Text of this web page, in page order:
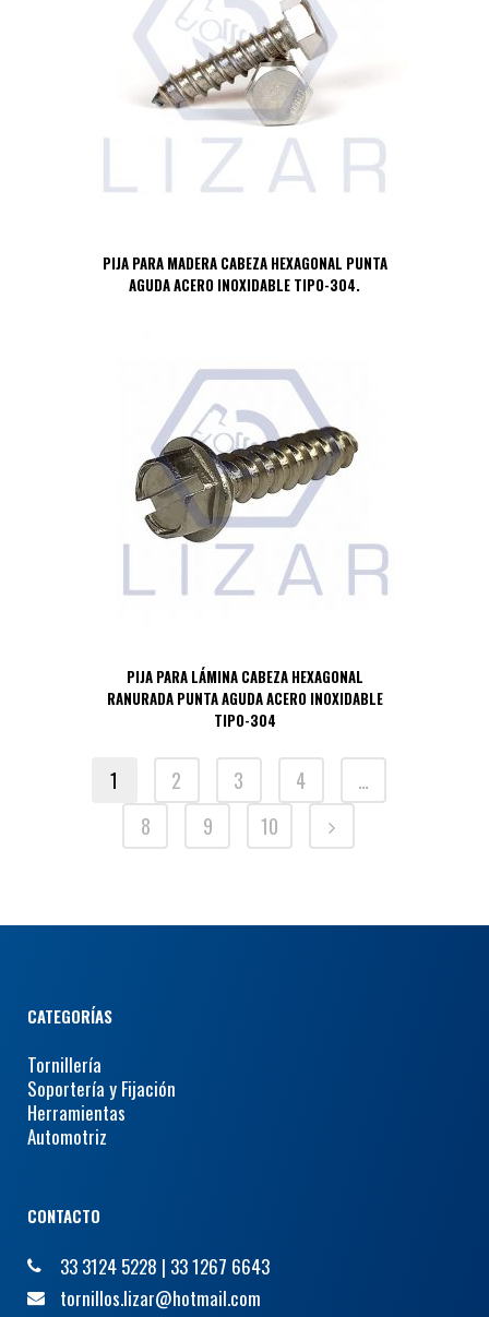
PIJA PARA MADERA CABEZA HEXAGONAL PUNTA
AGUDA ACERO INOXIDABLE TIPO-304.
PIJA PARA LÁMINA CABEZA HEXAGONAL
RANURADA PUNTA AGUDA ACERO INOXIDABLE
TIPO-304
1 2 3 4
…
8
9 10
CATEGORÍAS
Tornillería
Soportería y Fijación
Herramientas
Automotriz
CONTACTO
33 3124 5228 | 33 1267 6643
tornillos.lizar@hotmail.com